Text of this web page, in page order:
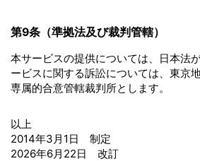
第9条（準拠法及び裁判管轄）
本サービスの提供については、日本法
ービスに関する訴訟については、東京
専属的合意管轄裁判所とします。
以上
2014年3月1日 制定
2026年6月22日 改訂